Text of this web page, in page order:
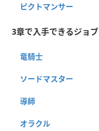
ピクトマンサー
3章で入手できるジョブ
竜騎士
ソードマスター
導師
オラクル